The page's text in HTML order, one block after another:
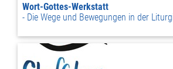
Wort-Gottes-Werkstatt
Die Wege und Bewegungen in der